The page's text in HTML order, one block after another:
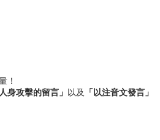
！
身攻擊的留言」 以及
「以注音文發言」